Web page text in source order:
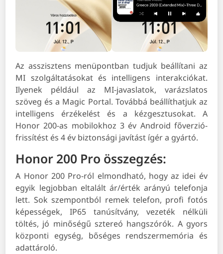
Az asszisztens menüpontban tudjuk beállítani az
MI szolgáltatásokat és intelligens interakciókat.
Ilyenek például az MI-javaslatok, varázslatos
szöveg és a Magic Portal. Továbbá beállíthatjuk az
intelligens érzékelést és a kézgesztusokat. A
Honor 200-as mobilokhoz 3 év Android főverzió-
frissítést és 4 év biztonsági javítást ígér a gyártó.
Honor 200 Pro összegzés:
A Honor 200 Pro-ról elmondható, hogy az idei év
egyik legjobban eltalált ár/érték arányú telefonja
lett. Sok szempontból remek telefon, profi fotós
képességek, IP65 tanúsítvány, vezeték nélküli
töltés, jó minőségű sztereó hangszórók. A gyors
központi egység, bőséges rendszermemória és
adattároló.